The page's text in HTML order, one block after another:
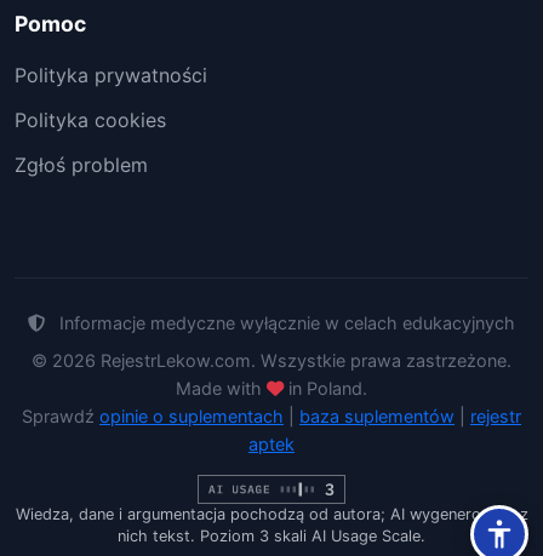
Pomoc
Polityka prywatności
Polityka cookies
Zgłoś problem
Informacje medyczne wyłącznie w celach edukacyjnych
© 2026 RejestrLekow.com. Wszystkie prawa zastrzeżone.
Made with
in Poland.
Sprawdź opinie o suplementach baza suplementów
rejestr
aptek
Wiedza, dane i argumentacja pochodzą od autora; AI wygenerowało z
nich tekst. Poziom 3 skali AI Usage Scale.